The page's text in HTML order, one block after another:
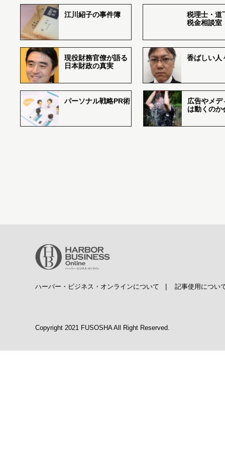
江川紹子の事件簿
税理士・道
税金相談室
現役財務官僚が語る
日本財政の真実
香ばしい
パーソナル戦略PR術
広告やメデ
は動くのか
ハーバー・ビジネス・オンラインについて 記事使用につい
Copyright 2021 FUSOSHA All Right Reserved.